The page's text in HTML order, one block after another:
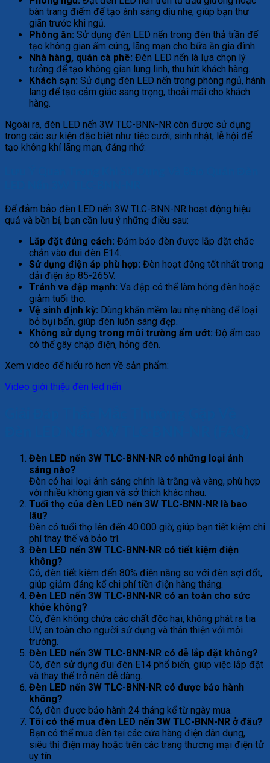
bàn trang điểm để tạo ánh sáng dịu nhẹ, giúp bạn thư
giãn trước khi ngủ.
Phòng ăn: Sử dụng đèn LED nến trong đèn thả trần để
tạo không gian ấm cúng, lãng mạn cho bữa ăn gia đình.
Nhà hàng, quán cà phê: Đèn LED nến là lựa chọn lý
tưởng để tạo không gian lung linh, thu hút khách hàng.
Khách sạn: Sử dụng đèn LED nến trong phòng ngủ, hành
lang để tạo cảm giác sang trọng, thoải mái cho khách
hàng.
Ngoài ra, đèn LED nến 3W TLC-BNN-NR còn được sử dụng
trong các sự kiện đặc biệt như tiệc cưới, sinh nhật, lễ hội để
tạo không khí lãng mạn, đáng nhớ.
Để đảm bảo đèn LED nến 3W TLC-BNN-NR hoạt động hiệu
quả và bền bỉ, bạn cần lưu ý những điều sau:
Lắp đặt đúng cách: Đảm bảo đèn được lắp đặt chắc
chắn vào đui đèn E14.
Sử dụng điện áp phù hợp: Đèn hoạt động tốt nhất trong
dải điện áp 85-265V.
Tránh va đập mạnh: Va đập có thể làm hỏng đèn hoặc
giảm tuổi thọ.
Vệ sinh định kỳ: Dùng khăn mềm lau nhẹ nhàng để loại
bỏ bụi bẩn, giúp đèn luôn sáng đẹp.
Không sử dụng trong môi trường ẩm ướt: Độ ẩm cao
có thể gây chập điện, hỏng đèn.
Xem video để hiểu rõ hơn về sản phẩm:
Video giới thiệu đèn led nến
Đèn LED nến 3W TLC-BNN-NR có những loại ánh
sáng nào?
Đèn có hai loại ánh sáng chính là trắng và vàng, phù hợp
với nhiều không gian và sở thích khác nhau.
Tuổi thọ của đèn LED nến 3W TLC-BNN-NR là bao
lâu?
Đèn có tuổi thọ lên đến 40.000 giờ, giúp bạn tiết kiệm chi
phí thay thế và bảo trì.
Đèn LED nến 3W TLC-BNN-NR có tiết kiệm điện
không?
Có, đèn tiết kiệm đến 80% điện năng so với đèn sợi đốt,
giúp giảm đáng kể chi phí tiền điện hàng tháng.
Đèn LED nến 3W TLC-BNN-NR có an toàn cho sức
khỏe không?
Có, đèn không chứa các chất độc hại, không phát ra tia
UV, an toàn cho người sử dụng và thân thiện với môi
trường.
Đèn LED nến 3W TLC-BNN-NR có dễ lắp đặt không?
Có, đèn sử dụng đui đèn E14 phổ biến, giúp việc lắp đặt
và thay thế trở nên dễ dàng.
Đèn LED nến 3W TLC-BNN-NR có được bảo hành
không?
Có, đèn được bảo hành 24 tháng kể từ ngày mua.
Tôi có thể mua đèn LED nến 3W TLC-BNN-NR ở đâu?
Bạn có thể mua đèn tại các cửa hàng điện dân dụng,
siêu thị điện máy hoặc trên các trang thương mại điện tử
uy tín.